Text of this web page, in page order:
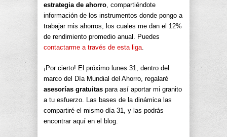
estrategia de ahorro , compartiéndote
información de los instrumentos donde pongo a
trabajar mis ahorros, los cuales me dan el 12%
de rendimiento promedio anual. Puedes
contactarme a través de esta liga
¡Por cierto! El próximo lunes 31, dentro del
marco del Día Mundial del Ahorro, regalaré
asesorías gratuitas para así aportar mi granito
a tu esfuerzo. Las bases de la dinámica las
compartiré el mismo día 31, y las podrás
encontrar aquí en el blog.